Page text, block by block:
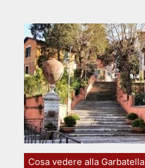
Cosa vedere alla Garbatella